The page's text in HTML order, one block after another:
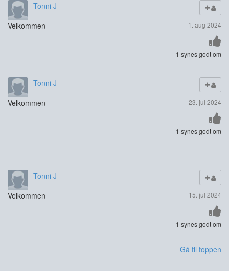
Tonni J
1. aug 2024
Velkommen
1 synes godt om
Tonni J
23. jul 2024
Velkommen
1 synes godt om
Tonni J
15. jul 2024
Velkommen
1 synes godt om
Gå til toppen